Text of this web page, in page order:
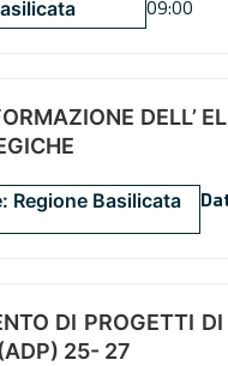
09:00
DELL’
Regione Basilicata
DI PROGETTI
25- 27